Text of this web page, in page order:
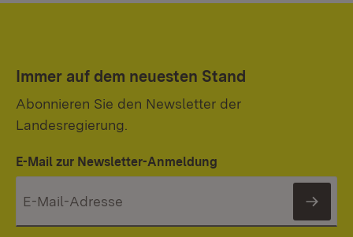
Immer auf dem neuesten Stand
Abonnieren Sie den Newsletter der
Landesregierung.
E-Mail zur Newsletter-Anmeldung